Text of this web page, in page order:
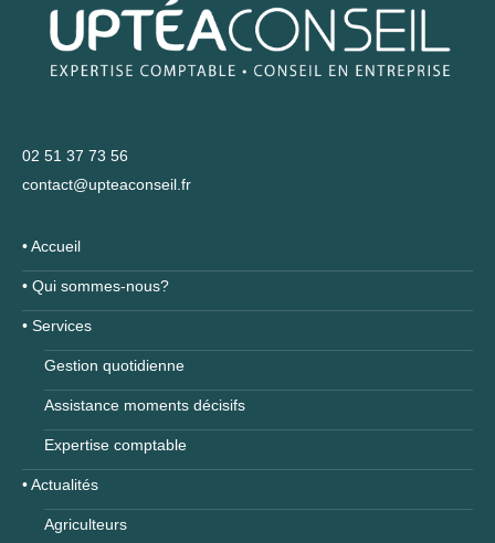
02 51 37 73 56
contact@upteaconseil.fr
• Accueil
• Qui sommes-nous?
• Services
Gestion quotidienne
Assistance moments décisifs
Expertise comptable
• Actualités
Agriculteurs